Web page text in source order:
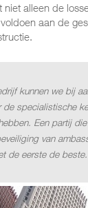
niet alleen de
aan de
kunnen we bij
de specialistische
Een partij
van
de eerste de beste.